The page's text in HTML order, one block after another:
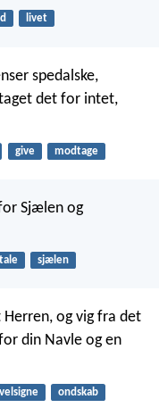
livet
spedalske,
det for intet,
give modtage
Sjælen og
tale sjælen
og vig fra det
din Navle og en
velsigne ondskab